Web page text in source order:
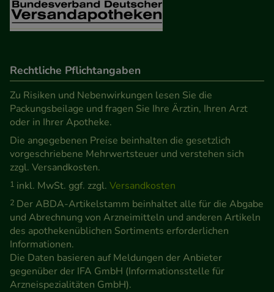
anzupassen. Komfort-Cookies ermöglichen es uns
auch auf Ihre Bedürfnisse zugeschrittene Inhalte
Statistik & Tracking:Hierüber lassen sich
Informationen über die Art und Weise der Nutzung
unserer Website sammeln, mit deren Hilfe wir
unsere Website weiter für Sie optimieren können,
den Inhalt auf unserer Website aber auch die
Werbung auf Drittseiten möglichst relevant für Sie
zu gestalten. Bitte beachten Sie, dass Daten hierfür
teilweise an Dritte wie z.B. Google oder soziale
Medien übertragen werden.
Rechtliche Pflichtangaben
Zu Risiken und Nebenwirkungen lesen Sie die
Packungsbeilage und fragen Sie Ihre Ärztin, Ihren Arzt
oder in Ihrer Apotheke.
Die angegebenen Preise beinhalten die gesetzlich
vorgeschriebene Mehrwertsteuer und verstehen sich
zzgl. Versandkosten.
1 inkl. MwSt. ggf. zzgl. Versandkosten
2 Der ABDA-Artikelstamm beinhaltet alle für die Abgabe
und Abrechnung von Arzneimitteln und anderen Artikeln
des apothekenüblichen Sortiments erforderlichen
Informationen.
Die Daten basieren auf Meldungen der Anbieter
gegenüber der IFA GmbH (Informationsstelle für
Arzneispezialitäten GmbH).